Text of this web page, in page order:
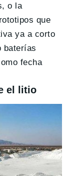
o la
que
ya a corto
baterías
fecha
el litio